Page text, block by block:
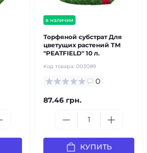
в наличии
Торфяной субстрат Для
цветущих растений ТМ
"PEATFIELD" 10 л.
Код товара: 003089
0
87.46 грн.
КУПИТЬ